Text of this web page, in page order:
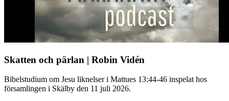
Skatten och pärlan | Robin Vidén
Bibelstudium om Jesu liknelser i Mattues 13:44-46 inspelat hos
församlingen i Skälby den 11 juli 2026.